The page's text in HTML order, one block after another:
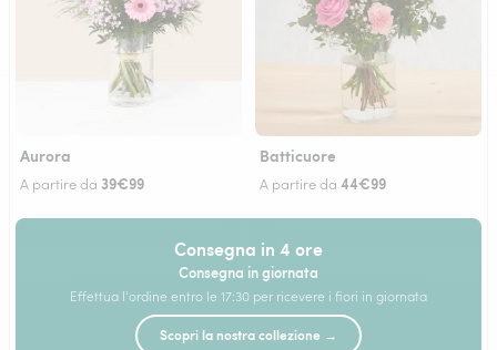
Aurora
A partire da 39€99
Batticuore
A partire da 44€99
Consegna in 4 ore
Consegna in giornata
Effettua l'ordine entro le 17:30 per ricevere i fiori in giornata
Scopri la nostra collezione →